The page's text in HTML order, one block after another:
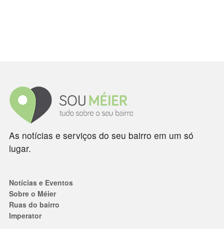
As notícias e serviços do seu bairro em um só
lugar.
Notícias e Eventos
Sobre o Méier
Ruas do bairro
Imperator